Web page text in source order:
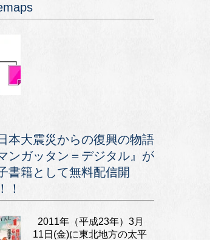
本大震災からの復興の物語
マンガッタン＝デジタル』が
書籍として無料配信開
！
2011年（平成23年）3月
11日(金)に東北地方の太平